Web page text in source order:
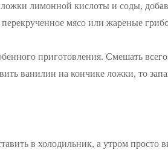
лимонной кислоты и соды,
мясо или жареные
приготовления. Смешать
ванилин на кончике ложки, то
в холодильник, а утром просто